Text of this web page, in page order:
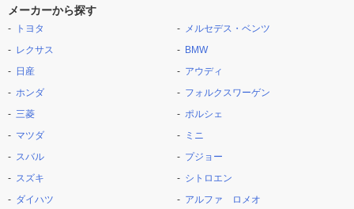
メーカーから探す
トヨタ
レクサス
日産
ホンダ
三菱
マツダ
スバル
スズキ
ダイハツ
メルセデス・ベンツ
BMW
アウディ
フォルクスワーゲン
ポルシェ
ミニ
プジョー
シトロエン
アルファ ロメオ